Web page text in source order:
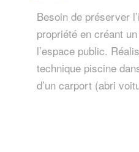
Besoin de préserver
propriété en créant
l’espace public.
technique piscine
d’un carport (abri